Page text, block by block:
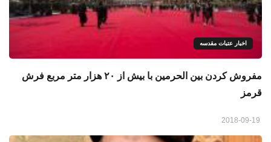
اخبار عتبات مقدسه
مفروش کردن بین الحرمین با بیش از ۲۰ هزار متر مربع فرش
قرمز